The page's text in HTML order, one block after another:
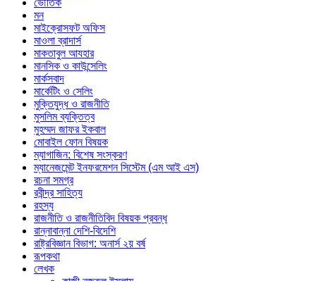
মন
মাইক্রোসফট অফিস
মাওলা ব্রাদার্স
মাকতাবুল আযহার
মানসিক ও কাউন্সেলিং
মার্কসবাদ
মার্কেটিং ও সেলিং
মুক্তিযুদ্ধ ও রাজনীতি
মুসলিম ব্যক্তিত্ব
মুহম্মদ জাফর ইকবাল
মোবাইল ফোন বিষয়ক
ম্যাগাজিন: বিশেষ সংস্করণ
ম্যানেজমেন্ট ইনফরমেশন সিস্টেম (এম আই এস)
রচনা সমগ্র
রবীন্দ্র সাহিত্য
রহস্য
রাজনীতি ও রাজনীতিবিদ বিষয়ক প্রবন্ধ
রান্নাবান্না দেশি-বিদেশি
রাষ্ট্রবিজ্ঞান বিভাগ: অনার্স ২য় বর্ষ
রূপকথা
লেখক